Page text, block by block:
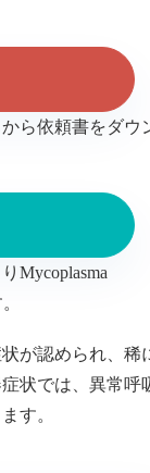
ら依頼書をダウ
Mycoplasma
が認められ、稀
状では、異常呼
す。